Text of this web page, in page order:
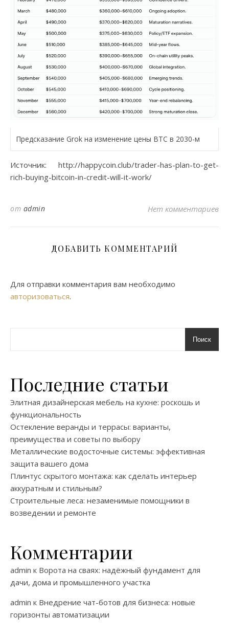
Предсказание Grok на изменение цены BTC в 2030-м
Источник: http://happycoin.club/trader-has-plan-to-get-
rich-buying-bitcoin-in-credit-will-it-work/
от admin Нет комментариев
ДОБАВИТЬ КОММЕНТАРИЙ
Для отправки комментария вам необходимо
авторизоваться.
Поиск
Последние статьи
Элитная дизайнерская мебель на кухне: роскошь и
функциональность
Остекление веранды и террасы: варианты,
преимущества и советы по выбору
Металлические водосточные системы: эффективная
защита вашего дома
Плинтус скрытого монтажа: как сделать интерьер
аккуратным и стильным?
Строительные леса: незаменимые помощники в
возведении и ремонте
Комментарии
admin к Ворота на сваях: надёжный фундамент для
дачи, дома и промышленного участка
admin к Внедрение чат-ботов для бизнеса: новые
горизонты автоматизации